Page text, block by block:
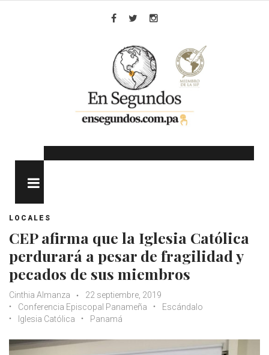
LOCALES
CEP afirma que la Iglesia Católica
perdurará a pesar de fragilidad y
pecados de sus miembros
Cinthia Almanza
22 septiembre, 2019
Conferencia Episcopal Panameña
Escándalo
Iglesia Católica
Panamá